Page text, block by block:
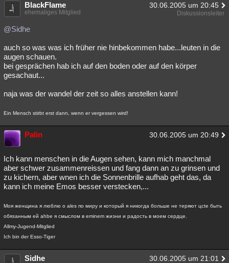
BlackFlame 30.06.2005 um 20:45
ehemaliges Mitglied Diskussionsleiter
@Sidhe
auch so was was ich früher nie hinbekommen habe...leuten in die
augen schauen.
bei gesprächen hab ich auf den boden oder auf den körper
gesachaut...
naja was der wandel der zeit so alles anstellen kann!
Ein Mensch stirbt erst dann, wenn er vergessen wird!
Palin 30.06.2005 um 20:49
Ich kann menschen in die Augen sehen, kann mich manchmal
aber schwer zusammenreissen und fang dann an zu grinsen und
zu kichern, aber wnen ich die Sonnenbrille aufhab geht das, da
kann ich meine Emos besser verstecken,...
Моя женщина я люблю о ales по миру и который я никогда больше не теряют цcte быть
обязанным ей ahbe я смыслом в eminem жизни и радость в моем сердце.
Allmy-Jugend-Mitglied
Ich bin der Esso-Tiger
Sidhe 30.06.2005 um 21:01